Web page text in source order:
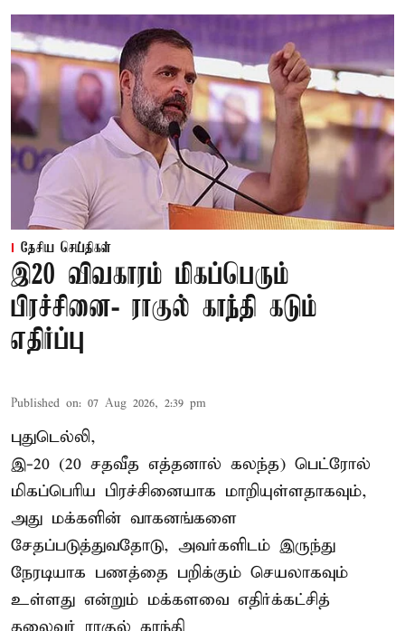
தேசிய செய்திகள்
இ20 விவகாரம் மிகப்பெரும்
பிரச்சினை- ராகுல் காந்தி கடும்
எதிர்ப்பு
Published on: 07 Aug 2026, 2:39 pm
புதுடெல்லி,
இ-20 (20 சதவீத எத்தனால் கலந்த) பெட்ரோல்
மிகப்பெரிய பிரச்சினையாக மாறியுள்ளதாகவும்,
அது மக்களின் வாகனங்களை
சேதப்படுத்துவதோடு, அவர்களிடம் இருந்து
நேரடியாக பணத்தை பறிக்கும் செயலாகவும்
உள்ளது என்றும் மக்களவை எதிர்க்கட்சித்